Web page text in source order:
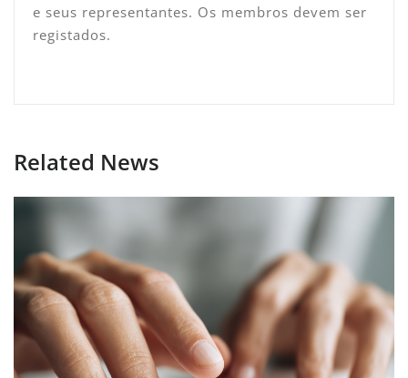
e seus representantes. Os membros devem ser
registados.
Related News